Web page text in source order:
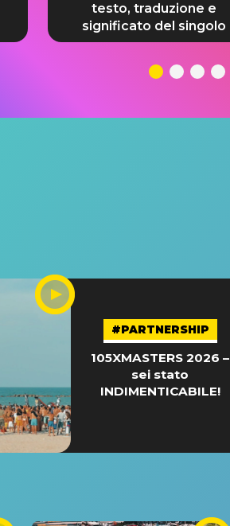
testo, traduzione e
significato del singolo
#PARTNERSHIP
105XMASTERS 2026 –
sei stato
INDIMENTICABILE!